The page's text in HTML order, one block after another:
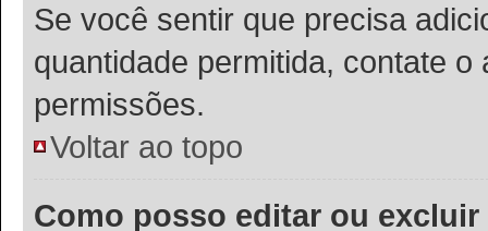
Se você sentir que precisa
quantidade permitida, contate
permissões.
Voltar ao topo
Como posso editar ou